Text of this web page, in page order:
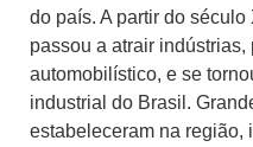
do país. A partir do
passou a atrair
automobilístico, e se
industrial do Brasil.
estabeleceram na região,